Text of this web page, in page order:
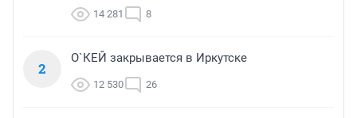
14 281 8
2
О`КЕЙ закрывается в Иркутске
12 530 26